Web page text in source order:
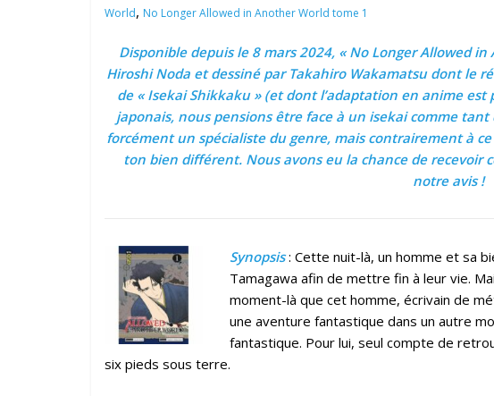
World, No Longer Allowed in Another World tome 1
Disponible depuis le 8 mars 2024, « No Longer Allowed
Hiroshi Noda et dessiné par Takahiro Wakamatsu dont le
de « Isekai Shikkaku » (et dont l’adaptation en anime
japonais, nous pensions être face à un isekai comme tant
forcément un spécialiste du genre, mais contrairement à
ton bien différent. Nous avons eu la chance de recevoir
notre avis !
Synopsis: Cette nuit-là, un homme et sa
Tamagawa afin de mettre fin à leur vie.
moment-là que cet homme, écrivain de
une aventure fantastique dans un autre
fantastique. Pour lui, seul compte de
six pieds sous terre.